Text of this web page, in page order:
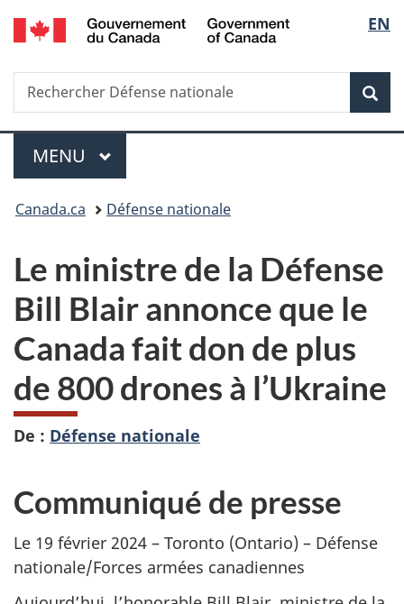
Passer
au
principal
Passer
à
Au
du
Passer
à
version
simplifiée
de
la
EN
Recherche
Rechercher
Défense
Menu
MENU PRINCIPAL
Vous
ici :
Canada.ca Défense nationale
Le ministre de la Défense
Bill Blair annonce que le
Canada fait don de plus
de 800 drones à l’Ukraine
De : Défense nationale
Communiqué de presse
Le 19 février 2024 – Toronto (Ontario) – Défense
nationale/Forces armées canadiennes